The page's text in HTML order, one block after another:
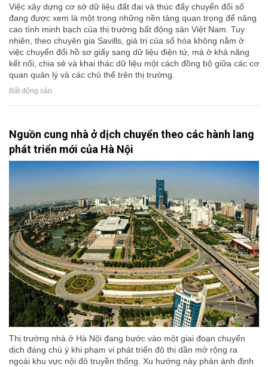
Việc xây dựng cơ sở dữ liệu đất đai và thúc đẩy chuyển đổi số
đang được xem là một trong những nền tảng quan trọng để nâng
cao tính minh bạch của thị trường bất động sản Việt Nam. Tuy
nhiên, theo chuyên gia Savills, giá trị của số hóa không nằm ở
việc chuyển đổi hồ sơ giấy sang dữ liệu điện tử, mà ở khả năng
kết nối, chia sẻ và khai thác dữ liệu một cách đồng bộ giữa các cơ
quan quản lý và các chủ thể trên thị trường.
Bất động sản
Nguồn cung nhà ở dịch chuyển theo các hành lang
phát triển mới của Hà Nội
Thị trường nhà ở Hà Nội đang bước vào một giai đoạn chuyển
dịch đáng chú ý khi phạm vi phát triển đô thị dần mở rộng ra
ngoài khu vực nội đô truyền thống. Xu hướng này phản ánh định